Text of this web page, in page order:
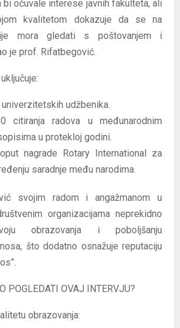
bi očuvale interese javnih fakulteta, ali
kvalitetom dokazuje da se na
mora gledati s poštovanjem i
je prof. Rifatbegović.
udžbenika.
citiranja radova u međunarodnim
u protekloj godini.
nagrade Rotary International za
saradnje među narodima.
svojim radom i angažmanom u
organizacijama neprekidno
obrazovanja i poboljšanju
što dodatno osnažuje reputaciju
POGLEDATI OVAJ INTERVJU?
obrazovanja: